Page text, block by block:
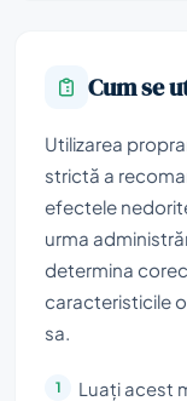
Cum se
Utilizarea
strictă a
efectele
urma
determina
caracteristicile
sa.
Luați acest